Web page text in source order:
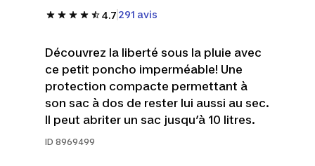
4.7 291 avis
Découvrez la liberté sous la pluie avec
ce petit poncho imperméable! Une
protection compacte permettant à
son sac à dos de rester lui aussi au sec.
Il peut abriter un sac jusqu’à 10 litres.
ID 8969499